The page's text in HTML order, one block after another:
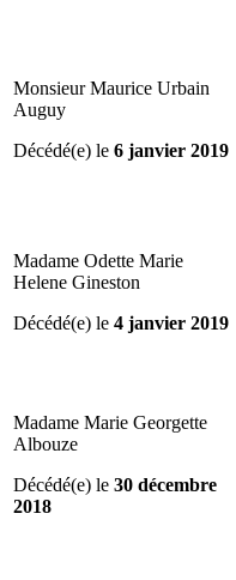
Monsieur Maurice Urbain
Auguy
Décédé(e) le 6 janvier 2019
Madame Odette Marie
Helene Gineston
Décédé(e) le 4 janvier 2019
Madame Marie Georgette
Albouze
Décédé(e) le 30 décembre
2018